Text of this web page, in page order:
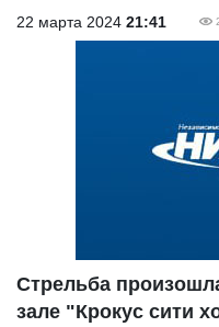
22 марта 2024 21:41
Стрельба
зале "Крокус сити